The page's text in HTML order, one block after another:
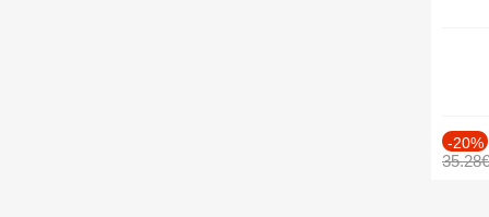
-20%
35.28€